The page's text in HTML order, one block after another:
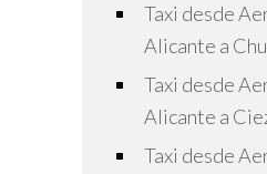
Taxi desde
Alicante a
Taxi desde
Alicante a
Taxi desde